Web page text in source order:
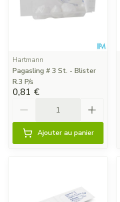
Hartmann
Pagasling # 3 St. - Blister
R.3 P/s
0,81 €
Ajouter au panier